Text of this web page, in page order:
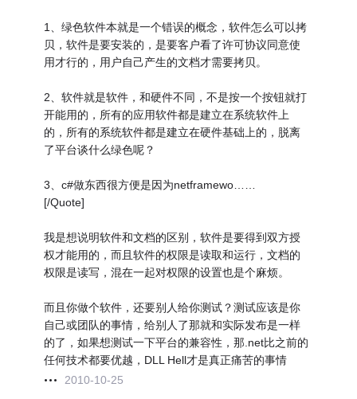
1、绿色软件本就是一个错误的概念，软件怎么可以拷
贝，软件是要安装的，是要客户看了许可协议同意使
用才行的，用户自己产生的文档才需要拷贝。
2、软件就是软件，和硬件不同，不是按一个按钮就打
开能用的，所有的应用软件都是建立在系统软件上
的，所有的系统软件都是建立在硬件基础上的，脱离
了平台谈什么绿色呢？
3、c#做东西很方便是因为netframewo……
[/Quote]
我是想说明软件和文档的区别，软件是要得到双方授
权才能用的，而且软件的权限是读取和运行，文档的
权限是读写，混在一起对权限的设置也是个麻烦。
而且你做个软件，还要别人给你测试？测试应该是你
自己或团队的事情，给别人了那就和实际发布是一样
的了，如果想测试一下平台的兼容性，那.net比之前的
任何技术都要优越，DLL Hell才是真正痛苦的事情
2010-10-25